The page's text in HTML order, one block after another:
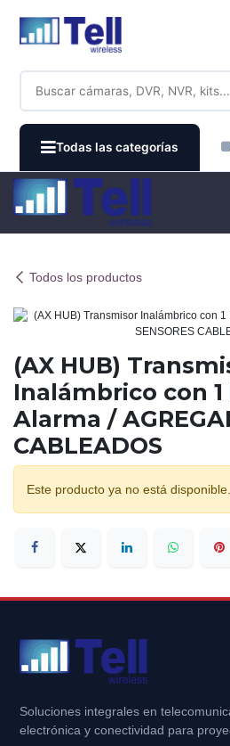
Todas las categorías
Todos los productos
(AX HUB)
Inalámbrico con
Alarma /
CABLEADOS
Este producto ya no está disponible.
Soluciones integrales en
electrónica y conectividad para